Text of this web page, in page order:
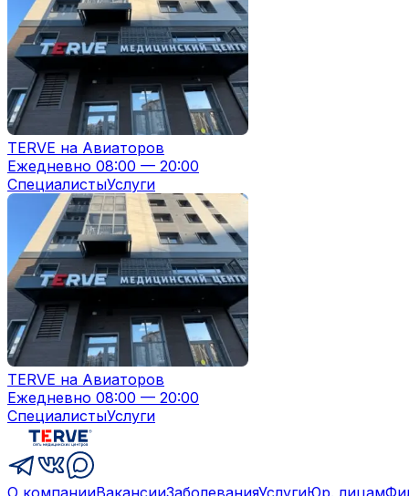
TERVE на Авиаторов
Ежедневно 08:00 — 20:00
СпециалистыУслуги
TERVE на Авиаторов
Ежедневно 08:00 — 20:00
СпециалистыУслуги
О компанииВакансииЗаболеванияУслугиЮр. лицам